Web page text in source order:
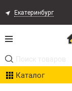
Екатеринбург
Каталог
Акции
Расчет доставки